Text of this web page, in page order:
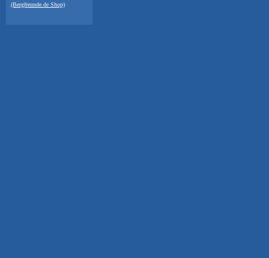
(Bergfreunde.de Shop)